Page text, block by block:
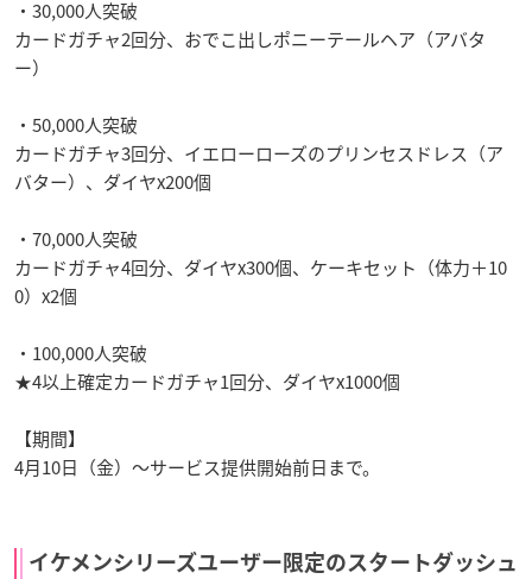
・30,000人突破
カードガチャ2回分、おでこ出しポニーテールヘア（アバタ
ー）
・50,000人突破
カードガチャ3回分、イエローローズのプリンセスドレス（ア
バター）、ダイヤx200個
・70,000人突破
カードガチャ4回分、ダイヤx300個、ケーキセット（体力＋10
0）x2個
・100,000人突破
★4以上確定カードガチャ1回分、ダイヤx1000個
【期間】
4月10日（金）～サービス提供開始前日まで。
イケメンシリーズユーザー限定のスタートダッシュ